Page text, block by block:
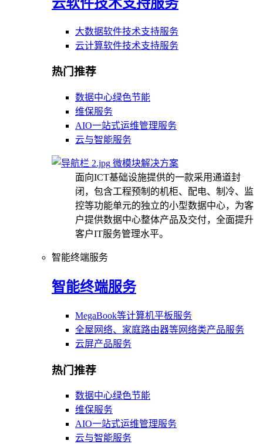
大数据软件技术支持服务
云计算软件技术支持服务
热门推荐
数据中心绿色节能
维保服务
AIO一站式运维管理服务
云与智能服务
微模块解决方案
面向ICT基础设施提供的一款采用通道封
闭，包含工程预制的机柜、配电、制冷、监
控等功能单元的独立的小型数据中心，为客
户提供数据中心整体产品及交付，全面提升
客户IT服务管理水平。
智能终端服务
智能终端服务
MegaBook等计算机平板服务
全屋网络、家庭路由器等网络类产品服务
云屏产品服务
热门推荐
数据中心绿色节能
维保服务
AIO一站式运维管理服务
云与智能服务